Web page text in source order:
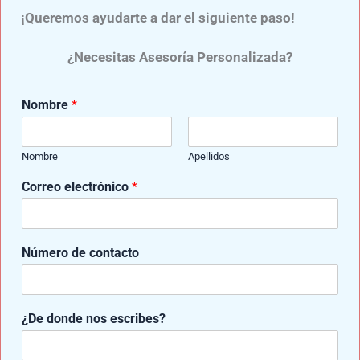
ANTERIOR SIGUIENTE
Entradas relacionadas
Generalidades De Las Prótesis De
Medina
¡Queremos ayudarte a dar el siguiente paso!
¿Necesitas Asesoría Personalizada?
Nombre *
Nombre Apellidos
Correo electrónico *
d
o
d
n
Número de contacto
¿De donde nos escribes?